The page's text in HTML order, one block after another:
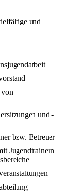
und
und -
bzw. Betreuer
Jugendtrainern